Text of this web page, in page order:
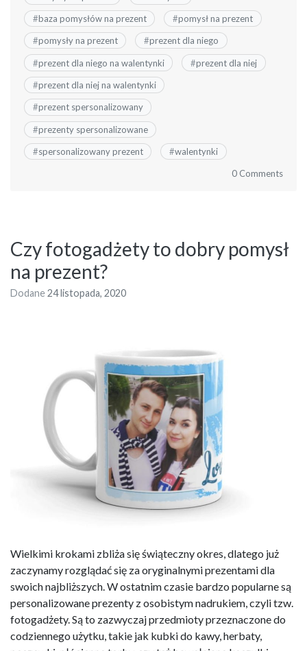
#baza pomysłów na prezent #pomysł na prezent
#pomysły na prezent #prezent dla niego
#prezent dla niego na walentynki #prezent dla niej
#prezent dla niej na walentynki
#prezent spersonalizowany
#prezenty spersonalizowane
#spersonalizowany prezent #walentynki
0 Comments
Czy fotogadżety to dobry pomysł
na prezent?
Dodane24 listopada, 2020
Wielkimi krokami zbliża się świąteczny okres, dlatego już
zaczynamy rozglądać się za oryginalnymi prezentami dla
swoich najbliższych. W ostatnim czasie bardzo popularne są
personalizowane prezenty z osobistym nadrukiem, czyli tzw.
fotogadżety. Są to zazwyczaj przedmioty przeznaczone do
codziennego użytku, takie jak kubki do kawy, herbaty,